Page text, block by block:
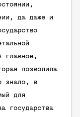
да даже и
главное,
позволила
знало, в
для
государства